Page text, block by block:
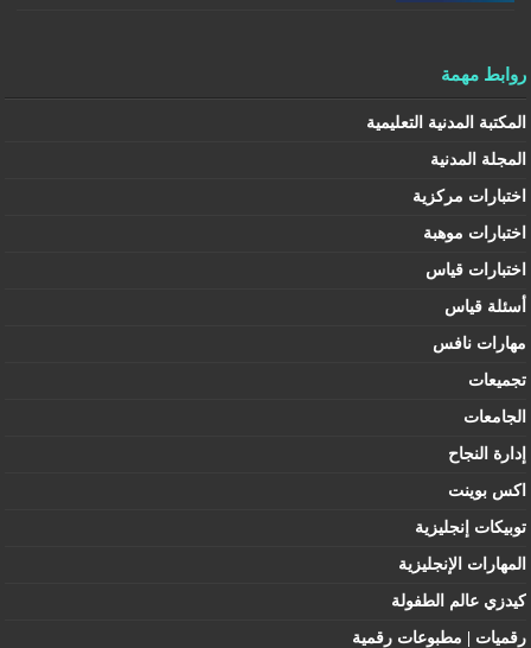
روابط مهمة
المكتبة المدنية التعليمية
المجلة المدنية
اختبارات مركزية
اختبارات موهبة
اختبارات قياس
أسئلة قياس
مهارات نافس
تجميعات
الجامعات
إدارة النجاح
اكس بوينت
توبيكات إنجليزية
المهارات الإنجليزية
كيدزي عالم الطفولة
رقميات | مطبوعات رقمية